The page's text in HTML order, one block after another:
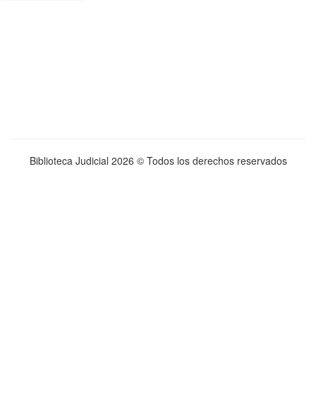
Biblioteca Judicial 2026 © Todos los derechos reservados